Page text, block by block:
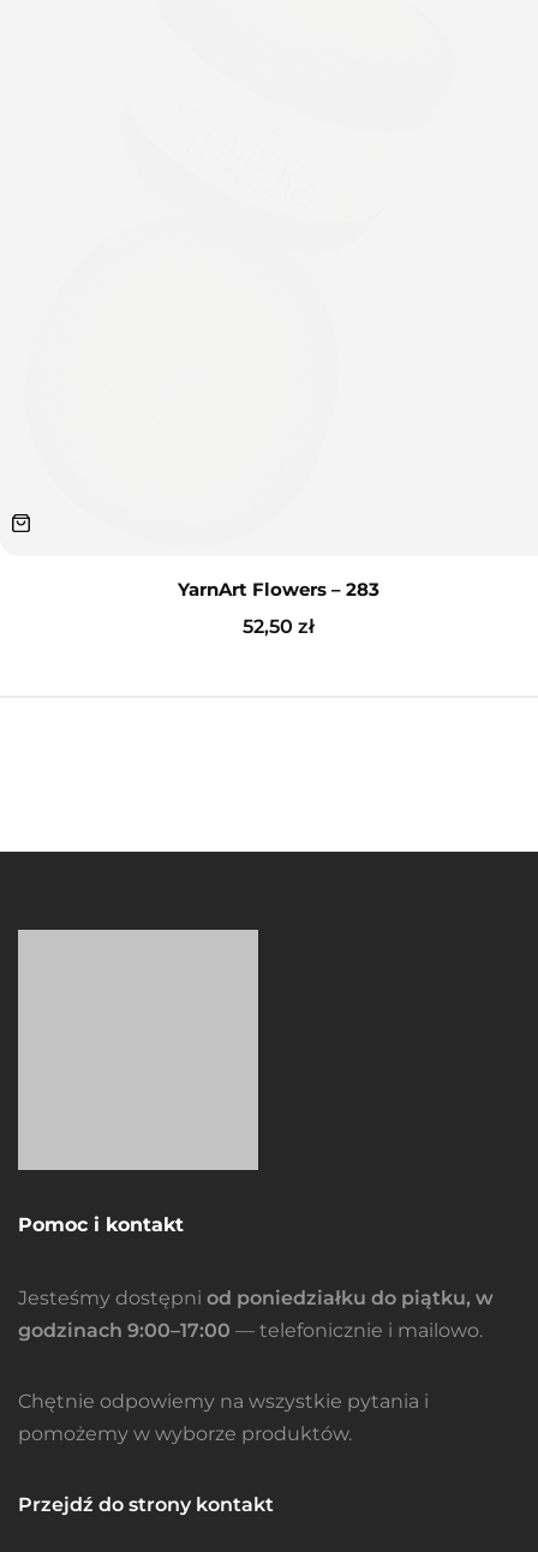
YarnArt Flowers – 283
52,50 zł
Pomoc i kontakt
Jesteśmy dostępni od poniedziałku do piątku, w
godzinach 9:00–17:00 — telefonicznie i mailowo.
Chętnie odpowiemy na wszystkie pytania i
pomożemy w wyborze produktów.
Przejdź do strony kontakt